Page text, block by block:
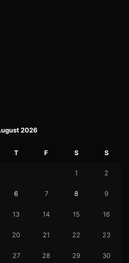
2026
T F S S
1 2
6 7 8 9
13 14 15 16
20 21 22 23
27 28 29 30